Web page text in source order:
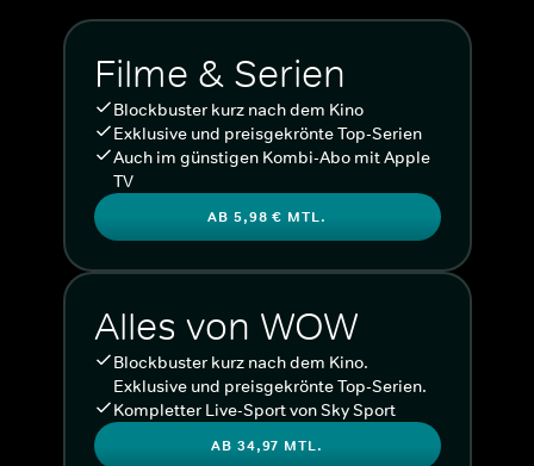
Filme & Serien
Blockbuster kurz nach dem Kino
Exklusive und preisgekrönte Top-Serien
Auch im günstigen Kombi-Abo mit Apple
TV
AB 5,98 € MTL.
Alles von WOW
Blockbuster kurz nach dem Kino.
Exklusive und preisgekrönte Top-Serien.
Kompletter Live-Sport von Sky Sport
AB 34,97 MTL.